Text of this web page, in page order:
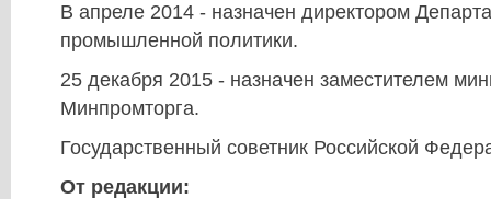
В апреле 2014 - назначен директором
промышленной политики.
25 декабря 2015 - назначен заместителем
Минпромторга.
Государственный советник Российской
От редакции: